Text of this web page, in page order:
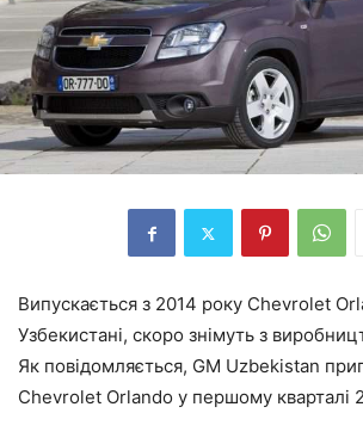
Випускається з 2014 року Chevrolet
Узбекистані, скоро знімуть з
Як повідомляється, GM Uzbekistan
Chevrolet Orlando у першому кварталі